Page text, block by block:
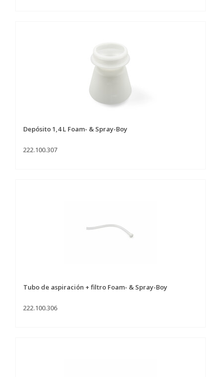
Depósito 1,4 L Foam- & Spray-Boy
222.100.307
Tubo de aspiración + filtro Foam- & Spray-Boy
222.100.306